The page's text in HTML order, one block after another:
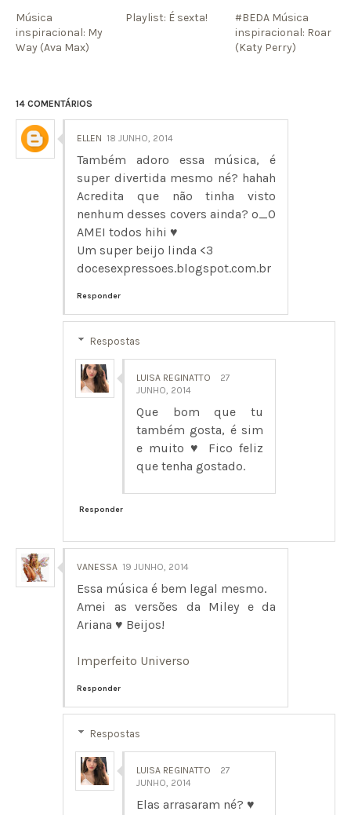
Música
inspiracional: My
Way (Ava Max)
Playlist: É sexta!
#BEDA Música
inspiracional: Roar
(Katy Perry)
14 COMENTÁRIOS
ELLEN 18 JUNHO, 2014
Também adoro essa música, é
super divertida mesmo né? hahah
Acredita que não tinha visto
nenhum desses covers ainda? o_O
AMEI todos hihi ♥
Um super beijo linda <3
docesexpressoes.blogspot.com.br
Responder
Respostas
LUISA REGINATTO
27
JUNHO, 2014
Que bom que tu
também gosta, é sim
e muito ♥ Fico feliz
que tenha gostado.
Responder
VANESSA 19 JUNHO, 2014
Essa música é bem legal mesmo.
Amei as versões da Miley e da
Ariana ♥ Beijos!
Imperfeito Universo
Responder
Respostas
LUISA REGINATTO
27
JUNHO, 2014
Elas arrasaram né? ♥